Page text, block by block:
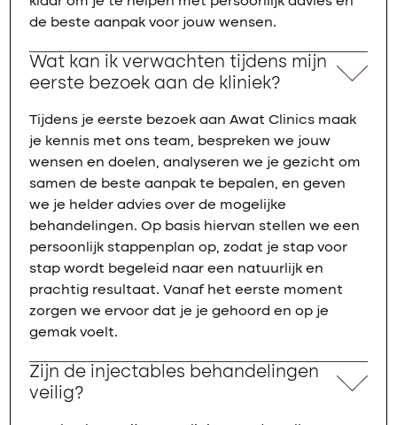
de beste aanpak voor jouw wensen.
Wat kan ik verwachten tijdens mijn
eerste bezoek aan de kliniek?
Tijdens je eerste bezoek aan Awat Clinics maak
je kennis met ons team, bespreken we jouw
wensen en doelen, analyseren we je gezicht om
samen de beste aanpak te bepalen, en geven
we je helder advies over de mogelijke
behandelingen. Op basis hiervan stellen we een
persoonlijk stappenplan op, zodat je stap voor
stap wordt begeleid naar een natuurlijk en
prachtig resultaat. Vanaf het eerste moment
zorgen we ervoor dat je je gehoord en op je
gemak voelt.
Zijn de injectables behandelingen
veilig?